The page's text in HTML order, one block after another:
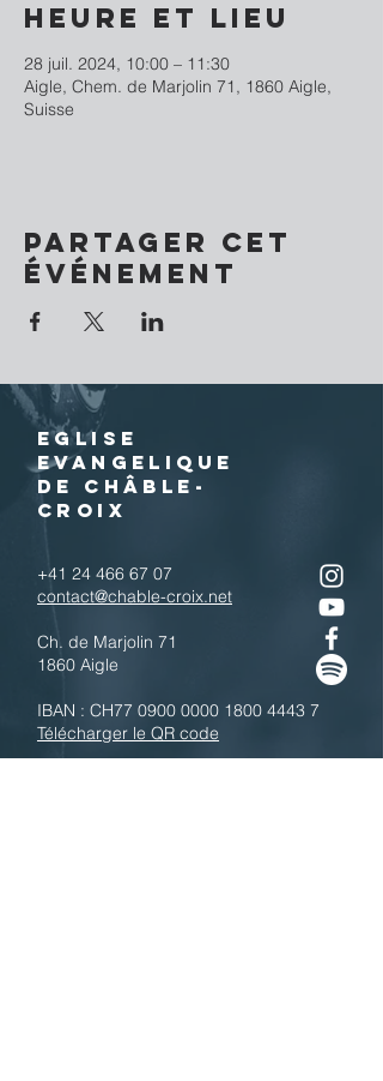
Heure et lieu
28 juil. 2024, 10:00 – 11:30
Aigle, Chem. de Marjolin 71, 1860 Aigle,
Suisse
Partager cet
événement
EGLISE
EVANGELIQUE
DE CHÂBLE-
CROIX
+41 24 466 67 07
contact@chable-croix.net
Ch. de Marjolin 71
1860 Aigle
IBAN : CH77 0900 0000 1800 4443 7
Télécharger le QR code